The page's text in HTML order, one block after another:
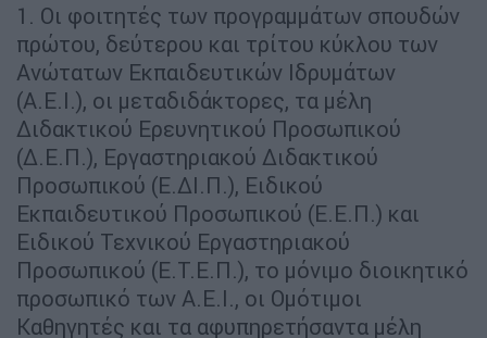
1. Οι φοιτητές των προγραμμάτων σπουδών
πρώτου, δεύτερου και τρίτου κύκλου των
Ανώτατων Εκπαιδευτικών Ιδρυμάτων
(Α.Ε.Ι.), οι μεταδιδάκτορες, τα μέλη
Διδακτικού Ερευνητικού Προσωπικού
(Δ.Ε.Π.), Εργαστηριακού Διδακτικού
Προσωπικού (Ε.ΔΙ.Π.), Ειδικού
Εκπαιδευτικού Προσωπικού (Ε.Ε.Π.) και
Ειδικού Τεχνικού Εργαστηριακού
Προσωπικού (Ε.Τ.Ε.Π.), το μόνιμο διοικητικό
προσωπικό των Α.Ε.Ι., οι Ομότιμοι
Καθηγητές και τα αφυπηρετήσαντα μέλη